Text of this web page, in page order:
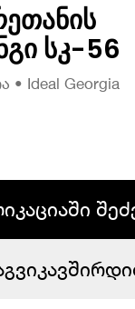
სკ-56
• Ideal Georgia